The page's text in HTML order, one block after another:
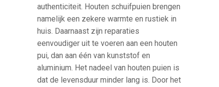
authenticiteit. Houten schuifpuien brengen
namelijk een zekere warmte en rustiek in
huis. Daarnaast zijn reparaties
eenvoudiger uit te voeren aan een houten
pui, dan aan één van kunststof en
aluminium. Het nadeel van houten puien is
dat de levensduur minder lang is. Door het